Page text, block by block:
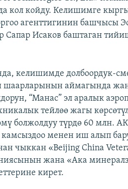
кол койду. Келишимге
агенттигинин башчысы
Сапар Исаков баштаган
келишимде долбоордук-
шаарларынын аймагында
“Манас” эл аралык
тейлөө жагы
болжолдуу түрдө 60 млн.
менен иш алып
чыккан «Beijing China
жана «Ака
кирет.